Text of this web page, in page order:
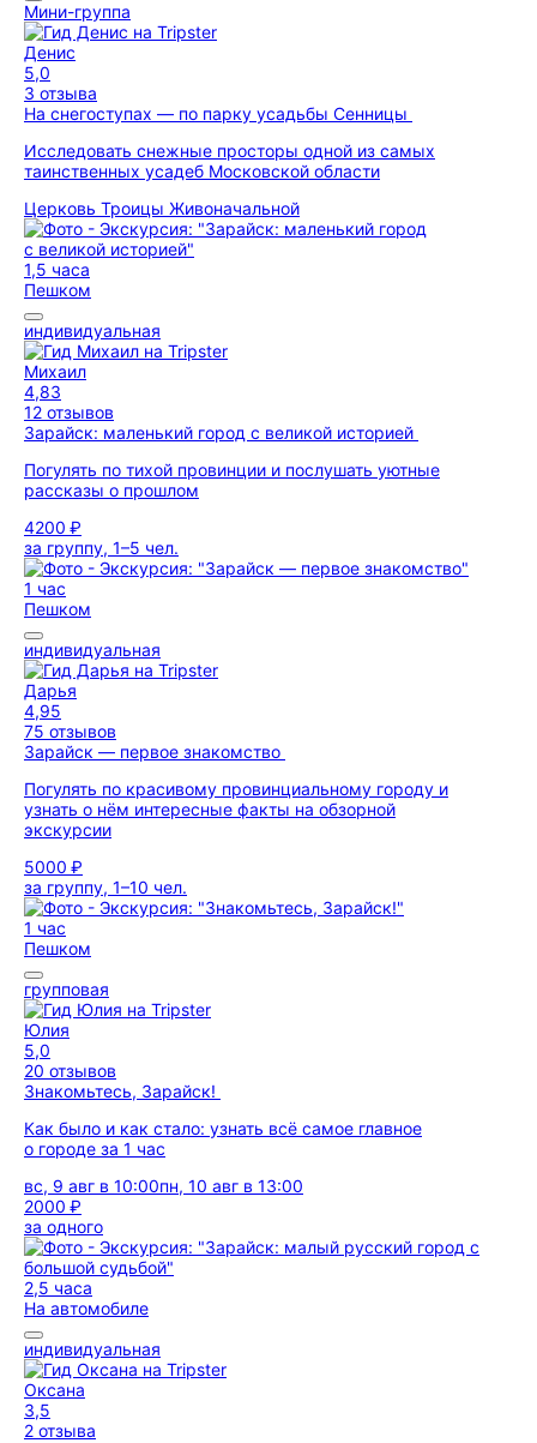
Мини-группа
Денис
5,0
3 отзыва
На снегоступах — по парку усадьбы Сенницы
Исследовать снежные просторы одной из самых
таинственных усадеб Московской области
Церковь Троицы Живоначальной
1,5 часа
Пешком
индивидуальная
Михаил
4,83
12 отзывов
Зарайск: маленький город с великой историей
Погулять по тихой провинции и послушать уютные
рассказы о прошлом
4200 ₽
за группу, 1–5 чел.
1 час
Пешком
индивидуальная
Дарья
4,95
75 отзывов
Зарайск — первое знакомство
Погулять по красивому провинциальному городу и
узнать о нём интересные факты на обзорной
экскурсии
5000 ₽
за группу, 1–10 чел.
1 час
Пешком
групповая
Юлия
5,0
20 отзывов
Знакомьтесь, Зарайск!
Как было и как стало: узнать всё самое главное
о городе за 1 час
вс, 9 авг в 10:00пн, 10 авг в 13:00
2000 ₽
за одного
2,5 часа
На автомобиле
индивидуальная
Оксана
3,5
2 отзыва